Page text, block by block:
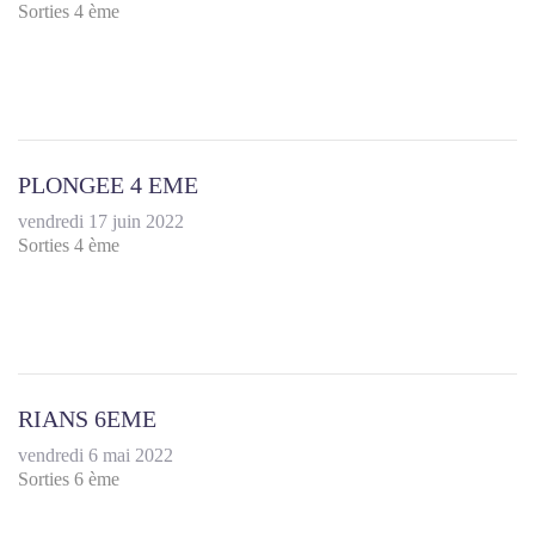
Sorties 4 ème
PLONGEE 4 EME
vendredi 17 juin 2022
Sorties 4 ème
RIANS 6EME
vendredi 6 mai 2022
Sorties 6 ème